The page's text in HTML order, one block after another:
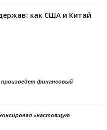
как США и Китай
финансовый
«настоящую